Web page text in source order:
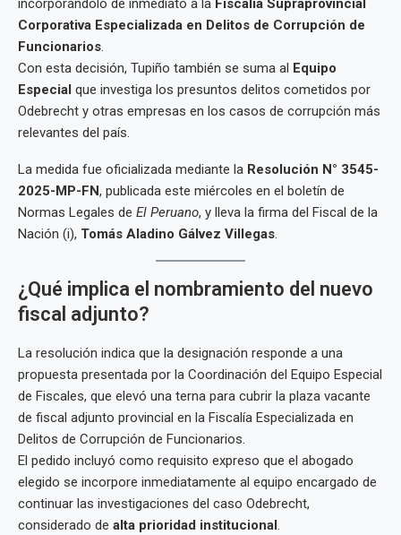
incorporándolo de inmediato a la Fiscalía Supraprovincial
Corporativa Especializada en Delitos de Corrupción de
Funcionarios.
Con esta decisión, Tupiño también se suma al Equipo
Especial que investiga los presuntos delitos cometidos por
Odebrecht y otras empresas en los casos de corrupción más
relevantes del país.
La medida fue oficializada mediante la Resolución N° 3545-
2025-MP-FN, publicada este miércoles en el boletín de
Normas Legales de El Peruano, y lleva la firma del Fiscal de la
Nación (i), Tomás Aladino Gálvez Villegas.
¿Qué implica el nombramiento del nuevo
fiscal adjunto?
La resolución indica que la designación responde a una
propuesta presentada por la Coordinación del Equipo Especial
de Fiscales, que elevó una terna para cubrir la plaza vacante
de fiscal adjunto provincial en la Fiscalía Especializada en
Delitos de Corrupción de Funcionarios.
El pedido incluyó como requisito expreso que el abogado
elegido se incorpore inmediatamente al equipo encargado de
continuar las investigaciones del caso Odebrecht,
considerado de alta prioridad institucional .